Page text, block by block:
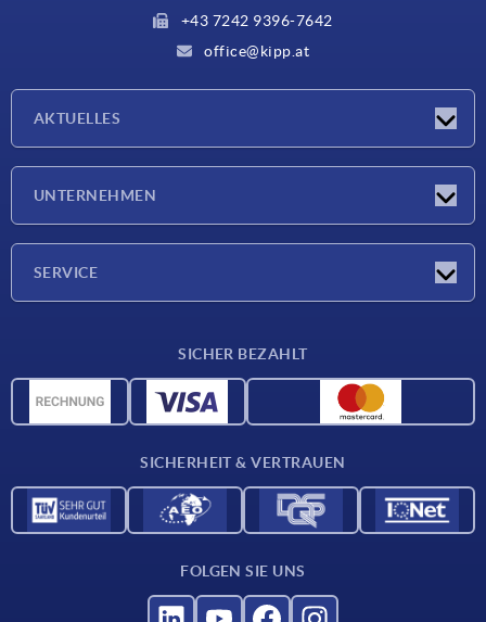
+43 7242 9396-7642
office@kipp.at
AKTUELLES
UNTERNEHMEN
SERVICE
CAD-Daten
Für Lieferanten
SICHER BEZAHLT
SICHERHEIT & VERTRAUEN
FOLGEN SIE UNS